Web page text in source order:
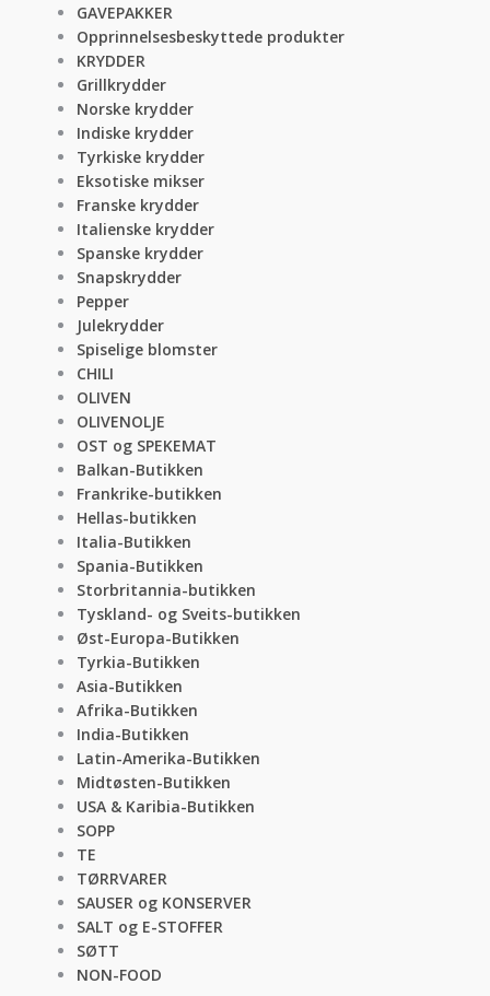
GAVEPAKKER
Opprinnelsesbeskyttede produkter
KRYDDER
Grillkrydder
Norske krydder
Indiske krydder
Tyrkiske krydder
Eksotiske mikser
Franske krydder
Italienske krydder
Spanske krydder
Snapskrydder
Pepper
Julekrydder
Spiselige blomster
CHILI
OLIVEN
OLIVENOLJE
OST og SPEKEMAT
Balkan-Butikken
Frankrike-butikken
Hellas-butikken
Italia-Butikken
Spania-Butikken
Storbritannia-butikken
Tyskland- og Sveits-butikken
Øst-Europa-Butikken
Tyrkia-Butikken
Asia-Butikken
Afrika-Butikken
India-Butikken
Latin-Amerika-Butikken
Midtøsten-Butikken
USA & Karibia-Butikken
SOPP
TE
TØRRVARER
SAUSER og KONSERVER
SALT og E-STOFFER
SØTT
NON-FOOD